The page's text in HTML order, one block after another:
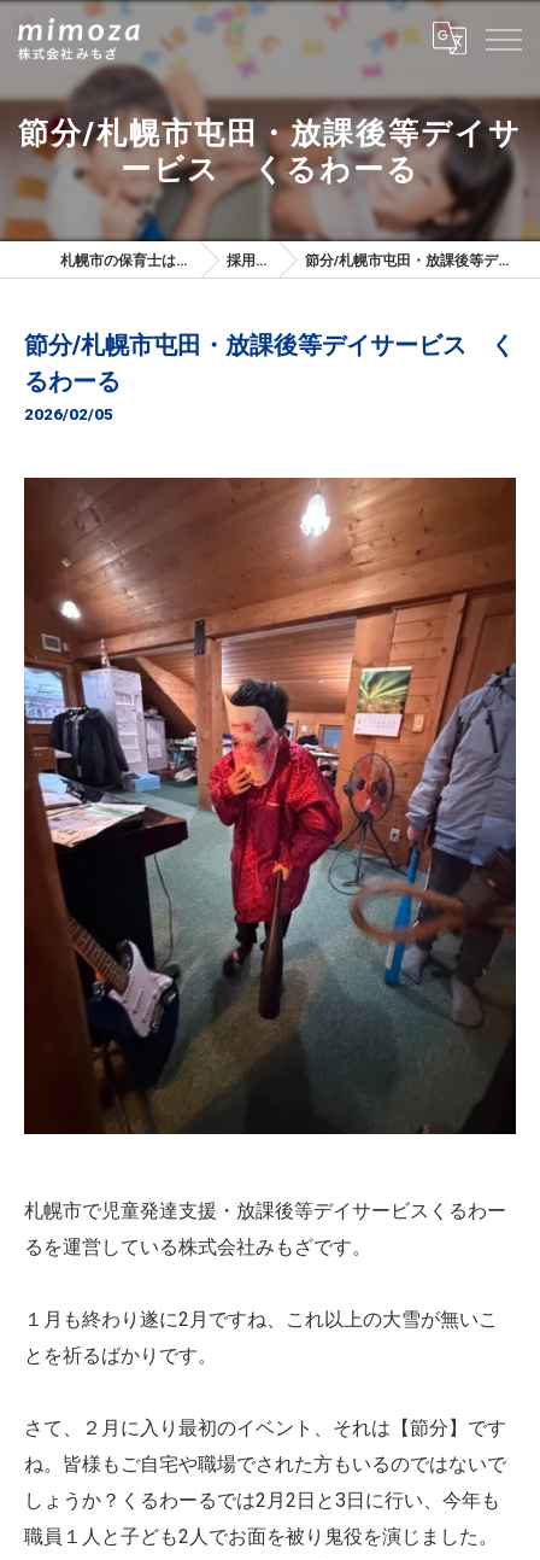
節分/札幌市屯田・放課後等デイサ
ービス くるわーる
札幌市の保育士は株式会社みもざ 採用ブログ 節分/札幌市屯田・放課後等デイサービス くるわーる
節分/札幌市屯田・放課後等デイサービス く
るわーる
2026/02/05
札幌市で児童発達支援・放課後等デイサービスくるわー
るを運営している株式会社みもざです。
１月も終わり遂に2月ですね、これ以上の大雪が無いこ
とを祈るばかりです。
さて、２月に入り最初のイベント、それは【節分】です
ね。皆様もご自宅や職場でされた方もいるのではないで
しょうか？くるわーるでは2月2日と3日に行い、今年も
職員１人と子ども2人でお面を被り鬼役を演じました。